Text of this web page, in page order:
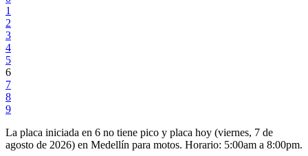
1
2
3
4
5
6
7
8
9
La placa iniciada en 6 no tiene pico y placa hoy (viernes, 7 de
agosto de 2026) en Medellín para motos. Horario: 5:00am a 8:00pm.